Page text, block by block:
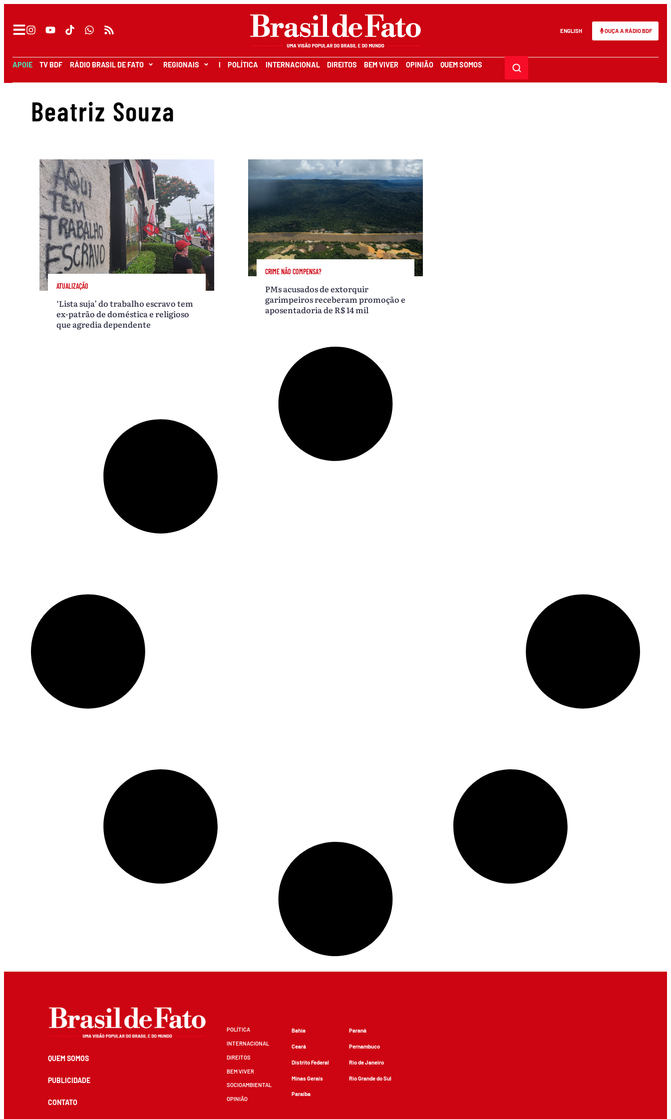
ENGLISH OUÇA A RÁDIO BDF
APOIE TV BDF RÁDIO BRASIL DE FATO REGIONAIS I POLÍTICA INTERNACIONAL DIREITOS BEM VIVER OPINIÃO QUEM SOMOS
Beatriz Souza
ATUALIZAÇÃO
‘Lista suja’ do trabalho escravo tem
ex-patrão de doméstica e religioso
que agredia dependente
CRIME NÃO COMPENSA?
PMs acusados de extorquir
garimpeiros receberam promoção e
aposentadoria de R$ 14 mil
QUEM SOMOS
PUBLICIDADE
CONTATO
POLÍTICA
INTERNACIONAL
DIREITOS
BEM VIVER
SOCIOAMBIENTAL
OPINIÃO
Bahia
Ceará
Distrito Federal
Minas Gerais
Paraíba
Paraná
Pernambuco
Rio de Janeiro
Rio Grande do Sul